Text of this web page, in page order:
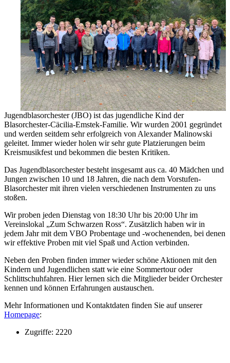
Jugendblasorchester (JBO) ist das jugendliche Kind der
Blasorchester-Cäcilia-Emstek-Familie. Wir wurden 2001 gegründet
und werden seitdem sehr erfolgreich von Alexander Malinowski
geleitet. Immer wieder holen wir sehr gute Platzierungen beim
Kreismusikfest und bekommen die besten Kritiken.
Das Jugendblasorchester besteht insgesamt aus ca. 40 Mädchen und
Jungen zwischen 10 und 18 Jahren, die nach dem Vorstufen-
Blasorchester mit ihren vielen verschiedenen Instrumenten zu uns
stoßen.
Wir proben jeden Dienstag von 18:30 Uhr bis 20:00 Uhr im
Vereinslokal „Zum Schwarzen Ross“. Zusätzlich haben wir in
jedem Jahr mit dem VBO Probentage und -wochenenden, bei denen
wir effektive Proben mit viel Spaß und Action verbinden.
Neben den Proben finden immer wieder schöne Aktionen mit den
Kindern und Jugendlichen statt wie eine Sommertour oder
Schlittschuhfahren. Hier lernen sich die Mitglieder beider Orchester
kennen und können Erfahrungen austauschen.
Mehr Informationen und Kontaktdaten finden Sie auf unserer
Homepage:
Zugriffe: 2220